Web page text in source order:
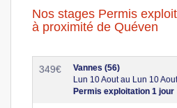
Nos stages Permis
à proximité de Quéven
349€
Vannes (56)
Lun 10 Aout au Lun 10
Permis exploitation 1 jour